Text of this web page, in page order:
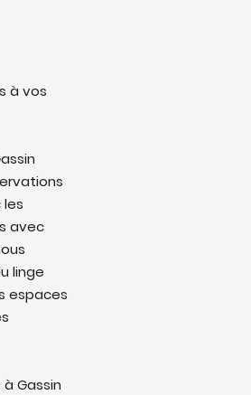
à vos
avec
linge
espaces
Gassin